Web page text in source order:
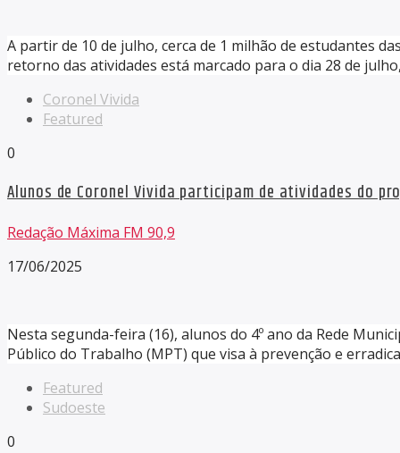
A partir de 10 de julho, cerca de 1 milhão de estudantes
retorno das atividades está marcado para o dia 28 de
Coronel Vivida
Featured
0
Alunos de Coronel Vivida participam de atividades do
Redação Máxima FM 90,9
17/06/2025
Nesta segunda-feira (16), alunos do 4º ano da Rede
Público do Trabalho (MPT) que visa à prevenção e
Featured
Sudoeste
0